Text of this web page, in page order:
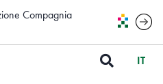
Compagnia